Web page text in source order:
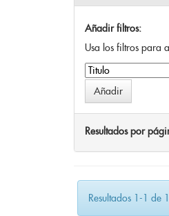
Añadir filtros:
Usa los filtros para
Resultados por
Resultados 1-1 de